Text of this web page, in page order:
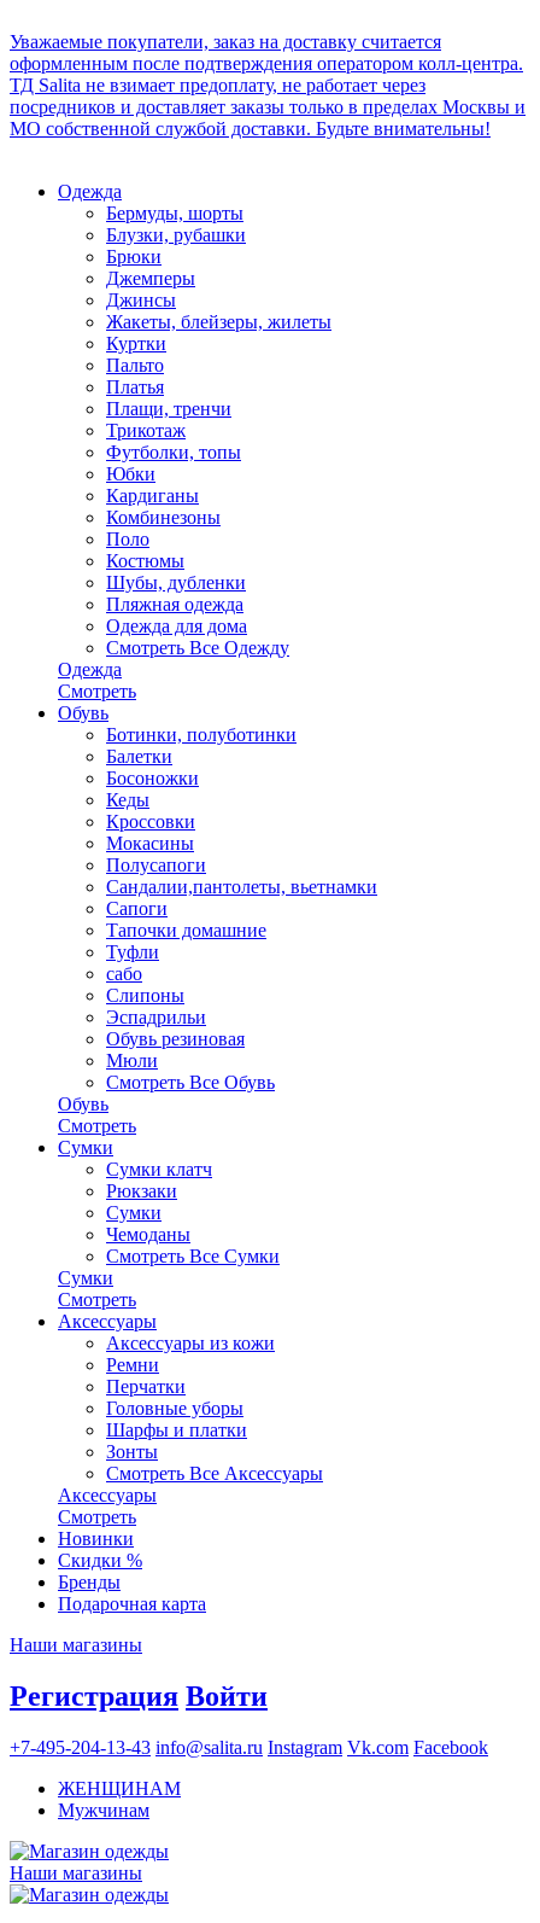
Уважаемые покупатели, заказ на доставку считается
оформленным после подтверждения оператором колл-центра.
ТД Salita не взимает предоплату, не работает через
посредников и доставляет заказы только в пределах Москвы и
МО собственной службой доставки. Будьте внимательны!
Одежда
Бермуды, шорты
Блузки, рубашки
Брюки
Джемперы
Джинсы
Жакеты, блейзеры, жилеты
Куртки
Пальто
Платья
Плащи, тренчи
Трикотаж
Футболки, топы
Юбки
Кардиганы
Комбинезоны
Поло
Костюмы
Шубы, дубленки
Пляжная одежда
Одежда для дома
Смотреть Все Одежду
Одежда
Смотреть
Обувь
Ботинки, полуботинки
Балетки
Босоножки
Кеды
Кроссовки
Мокасины
Полусапоги
Сандалии,пантолеты, вьетнамки
Сапоги
Тапочки домашние
Туфли
сабо
Слипоны
Эспадрильи
Обувь резиновая
Мюли
Смотреть Все Обувь
Обувь
Смотреть
Сумки
Сумки клатч
Рюкзаки
Сумки
Чемоданы
Смотреть Все Сумки
Сумки
Смотреть
Аксессуары
Аксессуары из кожи
Ремни
Перчатки
Головные уборы
Шарфы и платки
Зонты
Смотреть Все Аксессуары
Аксессуары
Смотреть
Новинки
Скидки %
Бренды
Подарочная карта
Наши магазины
Регистрация Войти
+7-495-204-13-43 info@salita.ru Instagram Vk.com Facebook
ЖЕНЩИНАМ
Мужчинам
Наши магазины